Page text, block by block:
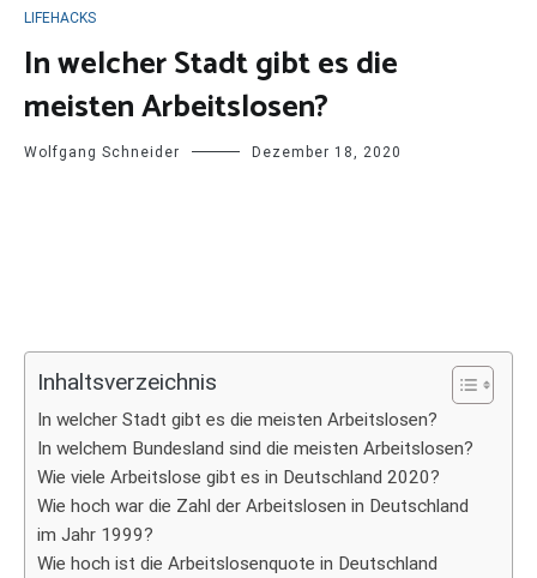
LIFEHACKS
In welcher Stadt gibt es die
meisten Arbeitslosen?
Wolfgang Schneider Dezember 18, 2020
Inhaltsverzeichnis
In welcher Stadt gibt es die meisten Arbeitslosen?
In welchem Bundesland sind die meisten Arbeitslosen?
Wie viele Arbeitslose gibt es in Deutschland 2020?
Wie hoch war die Zahl der Arbeitslosen in Deutschland
im Jahr 1999?
Wie hoch ist die Arbeitslosenquote in Deutschland